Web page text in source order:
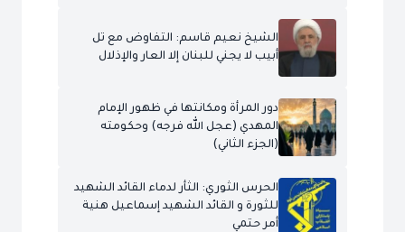
الشيخ نعيم قاسم: التفاوض مع تل
أبيب لا يجني للبنان إلا العار والإذلال
دور المرأة ومكانتها في ظهور الإمام
المهدي (عجل الله فرجه) وحكومته
(الجزء الثاني)
الحرس الثوري: الثأر لدماء القائد الشهيد
للثورة و القائد الشهيد إسماعيل هنية
أمر حتمي